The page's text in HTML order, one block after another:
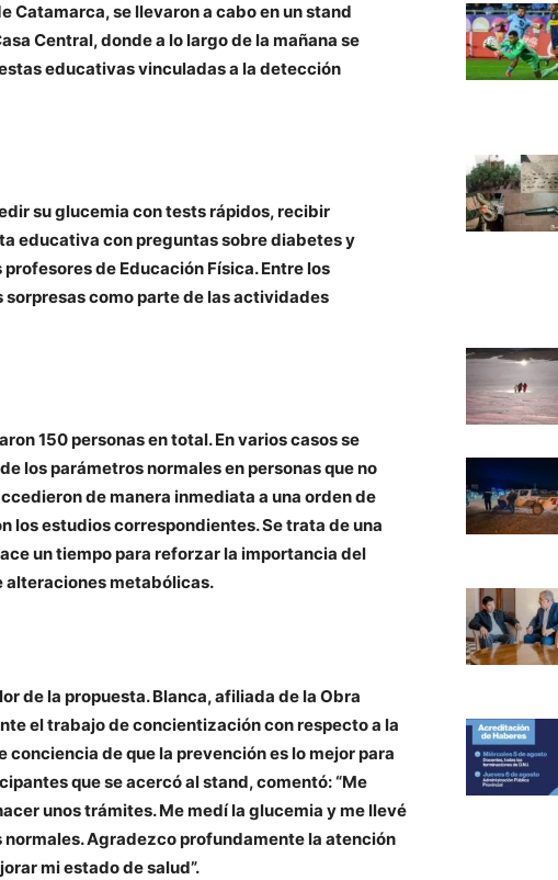
se llevaron a cabo en un stand
Central, donde a lo largo de la mañana se
educativas vinculadas a la detección
su glucemia con tests rápidos, recibir
educativa con preguntas sobre diabetes y
de Educación Física. Entre los
como parte de las actividades
150 personas en total. En varios casos se
los parámetros normales en personas que no
de manera inmediata a una orden de
los estudios correspondientes. Se trata de una
un tiempo para reforzar la importancia del
alteraciones metabólicas.
de la propuesta. Blanca, afiliada de la Obra
el trabajo de concientización con respecto a la
de que la prevención es lo mejor para
que se acercó al stand, comentó: “Me
unos trámites. Me medí la glucemia y me llevé
Agradezco profundamente la atención
mi estado de salud”.